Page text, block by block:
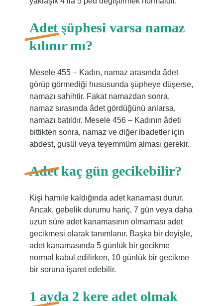
Adet şüphesi varsa namaz
kılınır mı?
Mesele 455 – Kadın, namaz arasında âdet
görüp görmediği hususunda şüpheye düşerse,
namazı sahihtir. Fakat namazdan sonra,
namaz sırasında âdet gördüğünü anlarsa,
namazı batıldır. Mesele 456 – Kadının âdeti
bittikten sonra, namaz ve diğer ibadetler için
abdest, gusül veya teyemmüm alması gerekir.
Adet kaç gün gecikebilir?
Kişi hamile kaldığında adet kanaması durur.
Ancak, gebelik durumu hariç, 7 gün veya daha
uzun süre adet kanamasının olmaması adet
gecikmesi olarak tanımlanır. Başka bir deyişle,
adet kanamasında 5 günlük bir gecikme
normal kabul edilirken, 10 günlük bir gecikme
bir soruna işaret edebilir.
1 ayda 2 kere adet olmak